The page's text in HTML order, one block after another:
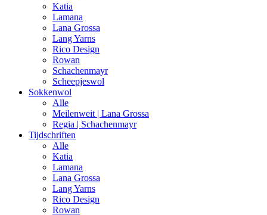
Katia
Lamana
Lana Grossa
Lang Yarns
Rico Design
Rowan
Schachenmayr
Scheepjeswol
Sokkenwol
Alle
Meilenweit | Lana Grossa
Regia | Schachenmayr
Tijdschriften
Alle
Katia
Lamana
Lana Grossa
Lang Yarns
Rico Design
Rowan